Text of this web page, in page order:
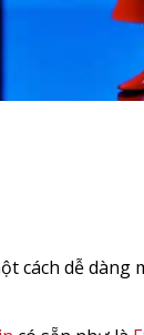
cách dễ dàng